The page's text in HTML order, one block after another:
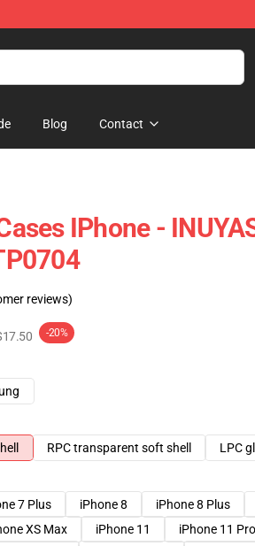
Blog Contact
IPhone -
reviews)
-20%
RPC transparent soft shell
LPC
7 Plus iPhone 8 iPhone 8 Plus
XS Max iPhone 11 iPhone 11 Pro